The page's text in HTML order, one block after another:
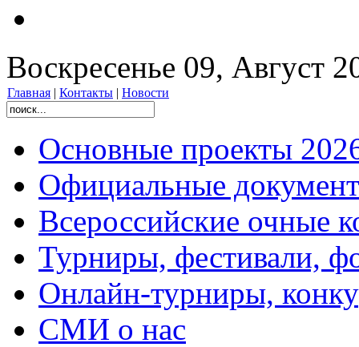
Воскресенье 09, Август
Главная | Контакты | Новости
Основные проекты
Официальные
Всероссийские очные
Турниры, фестивали,
Онлайн-турниры,
СМИ о нас